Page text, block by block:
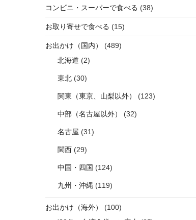
コンビニ・スーパーで食べる (38)
お取り寄せで食べる (15)
お出かけ（国内）
(489)
北海道 (2)
東北 (30)
関東（東京、山梨以外） (123)
中部（名古屋以外） (32)
名古屋 (31)
関西 (29)
中国・四国 (124)
九州・沖縄 (119)
お出かけ（海外）
(100)